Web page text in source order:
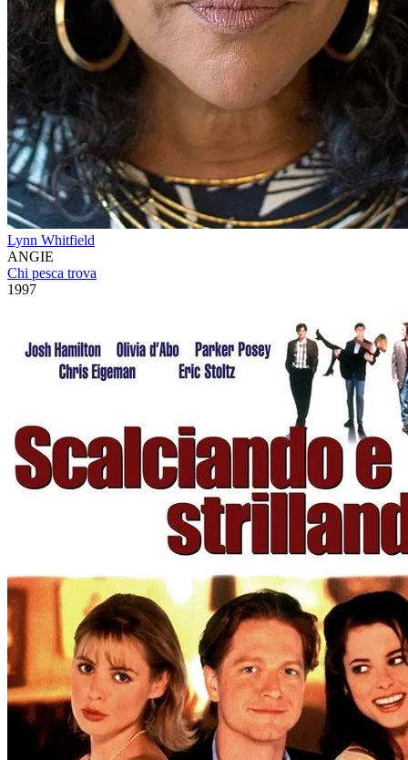
Lynn Whitfield
ANGIE
Chi pesca trova
1997